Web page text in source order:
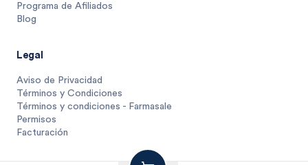
1 unidad $ .4
Programa de Afiliados
Blog
Legal
Aviso de Privacidad
Términos y Condiciones
Términos y condiciones - Farmasale
Permisos
Facturación